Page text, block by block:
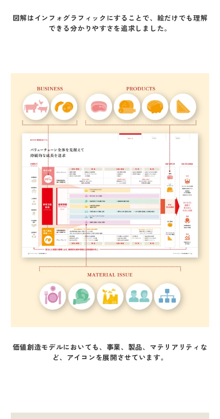
図解はインフォグラフィックにすることで、絵だけでも理解
できる分かりやすさを追求しました。
価値創造モデルにおいても、事業、製品、マテリアリティな
ど、アイコンを展開させています。